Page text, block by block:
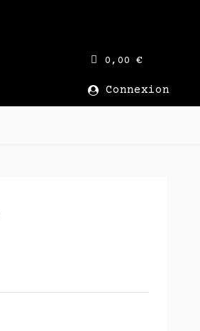
0,00 €
Connexion